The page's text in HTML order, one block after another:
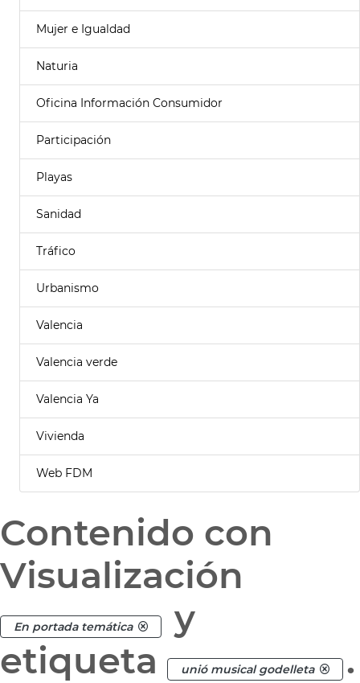
Mujer e Igualdad
Naturia
Oficina Información Consumidor
Participación
Playas
Sanidad
Tráfico
Urbanismo
Valencia
Valencia verde
Valencia Ya
Vivienda
Web FDM
Contenido con
Visualización
En portada temática
y
etiqueta
unió musical godelleta .